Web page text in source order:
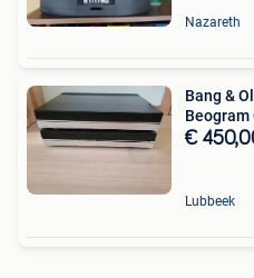
Nazareth
Bang &
Beogram
€
Lubbeek